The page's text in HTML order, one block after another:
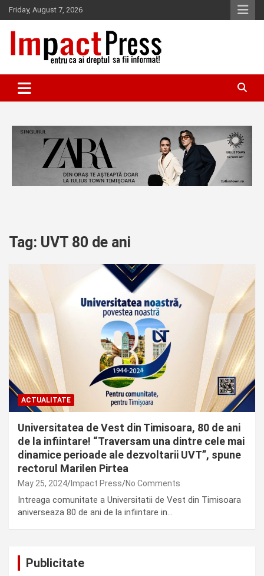
Skip
to
content
Friday, August 7, 2026
IMPACTPRESS
Tag: UVT 80 de ani
ACTUALITATE
Universitatea de Vest din Timisoara, 80 de ani
de la infiintare! “Traversam una dintre cele mai
dinamice perioade ale dezvoltarii UVT”, spune
rectorul Marilen Pirtea
May 25, 2024 Impact Press No Comments
Intreaga comunitate a Universitatii de Vest din Timisoara
aniverseaza 80 de ani de la infiintare in…
Publicitate